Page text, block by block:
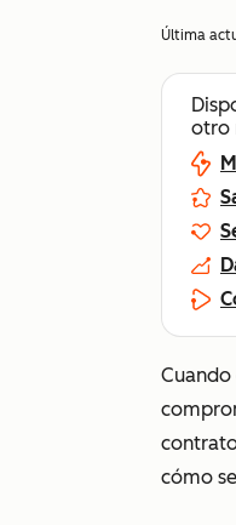
Última
otro
Cuando
cómo